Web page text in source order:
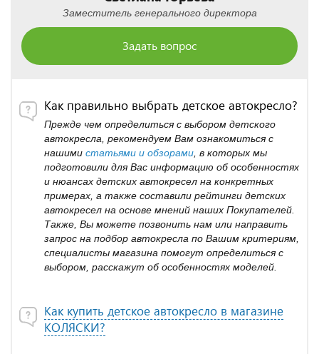
Заместитель генерального директора
Задать вопрос
Как правильно выбрать детское автокресло?
Прежде чем определиться с выбором детского
автокресла, рекомендуем Вам ознакомиться с
нашими статьями и обзорами , в которых мы
подготовили для Вас информацию об особенностях
и нюансах детских автокресел на конкретных
примерах, а также составили рейтинги детских
автокресел на основе мнений наших Покупателей.
Также, Вы можете позвонить нам или направить
запрос на подбор автокресла по Вашим критериям,
специалисты магазина помогут определиться с
выбором, расскажут об особенностях моделей.
Как купить детское автокресло в магазине
КОЛЯСКИ?